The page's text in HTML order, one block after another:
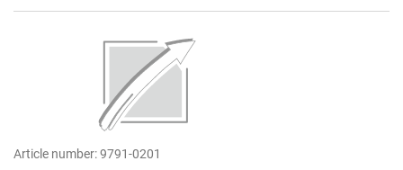
Article number:9791-0201